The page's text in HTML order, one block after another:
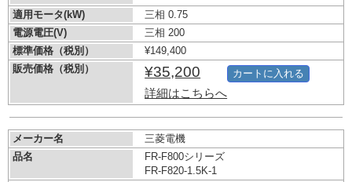
適用モータ(kW)
三相 0.75
電源電圧(V)
三相 200
標準価格（税別）
¥149,400
販売価格（税別）
¥35,200
詳細はこちらへ
カートに入れる
メーカー名
三菱電機
品名
FR-F800シリーズ
FR-F820-1.5K-1